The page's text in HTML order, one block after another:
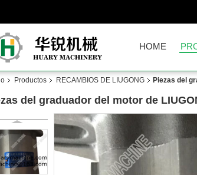
HOME
Productos RECAMBIOS DE LIUGONG Piezas del
del graduador del motor de